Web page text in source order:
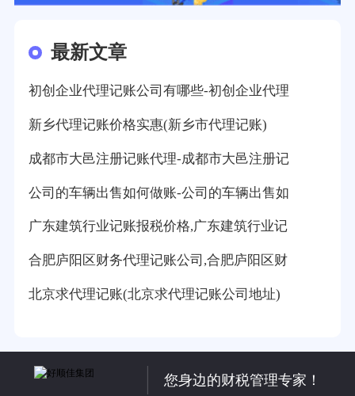
最新文章
初创企业代理记账公司有哪些-初创企业代理
新乡代理记账价格实惠(新乡市代理记账)
成都市大邑注册记账代理-成都市大邑注册记
公司的车辆出售如何做账-公司的车辆出售如
广东建筑行业记账报税价格,广东建筑行业记
合肥庐阳区财务代理记账公司,合肥庐阳区财
北京求代理记账(北京求代理记账公司地址)
您身边的财税管理专家！